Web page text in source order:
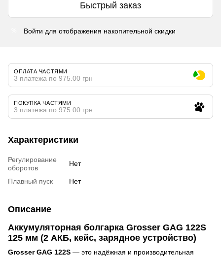
Быстрый заказ
Войти для отображения накопительной скидки
ОПЛАТА ЧАСТЯМИ
3 платежа по 975.00 грн
ПОКУПКА ЧАСТЯМИ
3 платежа по 975.00 грн
Характеристики
Регулирование
оборотов
Нет
Плавный пуск Нет
Описание
Аккумуляторная болгарка Grosser GAG 122S
125 мм (2 АКБ, кейс, зарядное устройство)
Grosser GAG 122S — это надёжная и производительная